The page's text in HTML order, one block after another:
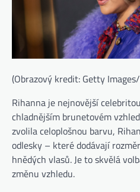
(Obrazový kredit: Getty
Rihanna je nejnovější
chladnějším brunetovém
zvolila celoplošnou barvu,
odlesky – které dodávají
hnědých vlasů. Je to skvělá
změnu vzhledu.